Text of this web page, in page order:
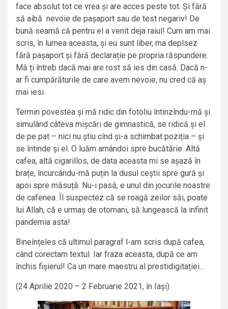
face absolut tot ce vrea și are acces peste tot. Și fără
să aibă nevoie de pașaport sau de test negariv! De
bună seamă că pentru el a venit deja raiul! Cum am mai
scris, în lumea aceasta, și eu sunt liber, ma deplsez
fără pașaport și fără declarație pe propria răspundere.
Mă ți întreb dacă mai are rost să ies din casă. Dacă n-
ar fi cumpărăturile de care avem nevoie, nu cred că aș
mai iesi.
Termin povestea și mă ridic din fotoliu întinzîndu-mă și
simulând câteva mișcări de gimnastică, se ridică și el
de pe pat – nici nu știu cînd și-a schimbat poziția – și
se întinde și el. O luăm amândoi spre bucătărie. Altă
cafea, altă cigarillos, de data aceasta mi se așază în
brațe, încurcându-mă puțin la dusul ceștii spre gură și
apoi spre măsuță. Nu-i pasă, e unul din jocurile noastre
de cafenea. Îl suspectez că se roagă zeilor săi, poate
lui Allah, că e urmaș de otomani, să lungească la infinit
pandemia asta!
Bineînțeles că ultimul paragraf l-am scris după cafea,
când corectam textul. Iar fraza aceasta, după ce am
închis fișierul! Ca un mare maestru al prestidigitației…
(24 Aprilie 2020 – 2 Februarie 2021, în Iași)